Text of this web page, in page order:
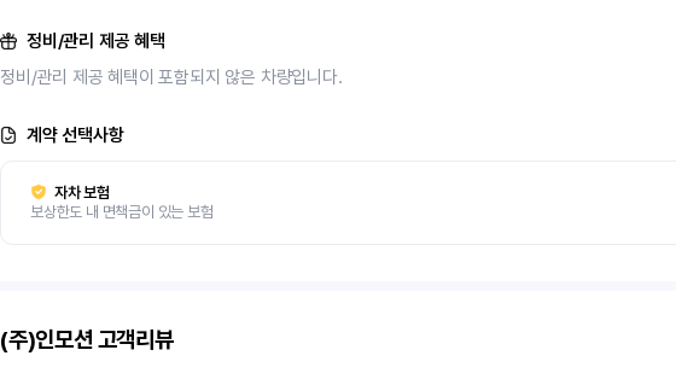
정비/관리 제공 혜택
정비/관리 제공 혜택이 포함되지 않은 차량입니다.
계약 선택사항
자차 보험
보상한도 내 면책금이 있는 보험
(주)인모션고객리뷰